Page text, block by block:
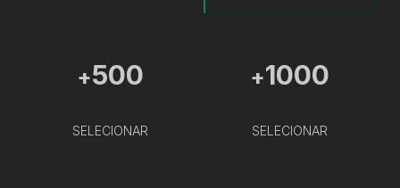
+500
SELECIONAR
+1000
SELECIONAR